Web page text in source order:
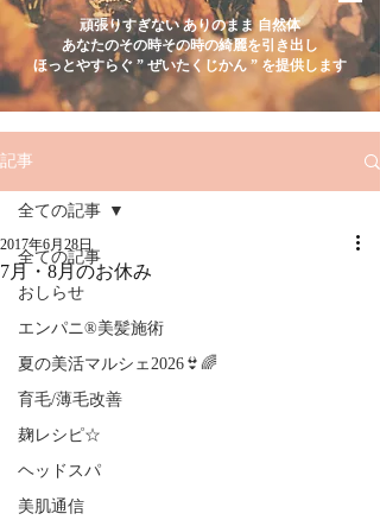
頑張りすぎない ありのまま 自然体
あなたのその時その時の綺麗を引き出し
ほっとやすらぐ ” ぜいたくじかん ” を提供します
記事
全ての記事
おしらせ
エンパニ®美髪施術
夏の美活マルシェ2026👙🌈
育毛/薄毛改善
麹レシピ☆
ヘッドスパ
美肌通信
全ての記事
7月・8月のお休み
2017年6月28日